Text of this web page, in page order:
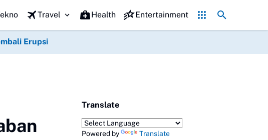
di Kamar Mandi, Polisi Turun Tangan Hari Pramuka 2026 Tanggal Berapa? Cek
Travel Health Entertainment
Erupsi
Translate
Powered by Translate